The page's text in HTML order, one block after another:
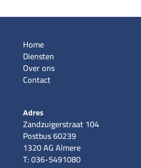
Home
Diensten
Over ons
Contact
Adres
Zandzuigerstraat 104
Postbus 60239
1320 AG Almere
T: 036-5491080